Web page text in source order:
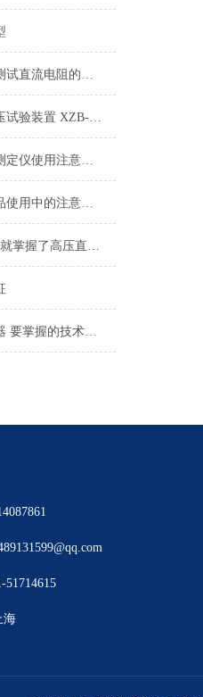
直流电阻测试仪测试直流电阻的两种方法
变频串联谐振耐压试验装置 XZB-108kVA/27kV×4技术方案
绝缘油介电强度测定仪使用注意事项
串联谐振电源产品使用中的注意事项
学会这6个步骤你就掌握了高压直流试验变压器的使用方法
使用直流高压发器 要掌握的技术要点
51714615
海